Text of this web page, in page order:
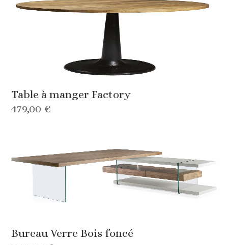
Table à manger Factory
479,00 €
Bureau Verre Bois foncé